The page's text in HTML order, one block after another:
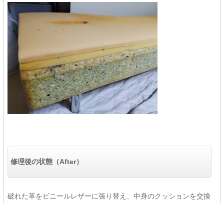
修理後の状態（After）
破れた革をビニールレザーに張り替え、中身のクッションを交換